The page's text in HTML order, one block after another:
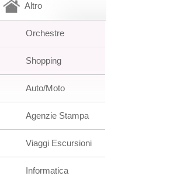
Altro
Orchestre
Shopping
Auto/Moto
Agenzie Stampa
Viaggi Escursioni
Informatica